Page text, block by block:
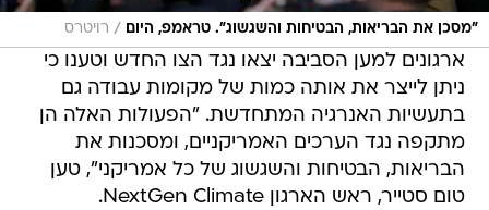
"מסכן את הבריאות, הבטיחות והשגשוג". טראמפ, היום / רויטרס
ארגונים למען הסביבה יצאו נגד הצו החדש וטענו כי
ניתן לייצר את אותה כמות של מקומות עבודה גם
בתעשיות האנרגיה המתחדשת. "הפעולות האלה הן
מתקפה נגד הערכים האמריקניים, ומסכנות את
הבריאות, הבטיחות והשגשוג של כל אמריקני", טען
טום סטייר, ראש הארגון NextGen Climate.